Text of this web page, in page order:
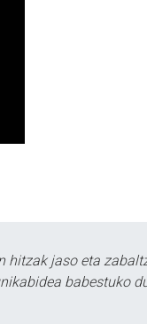
hitzak jaso eta
babestuko